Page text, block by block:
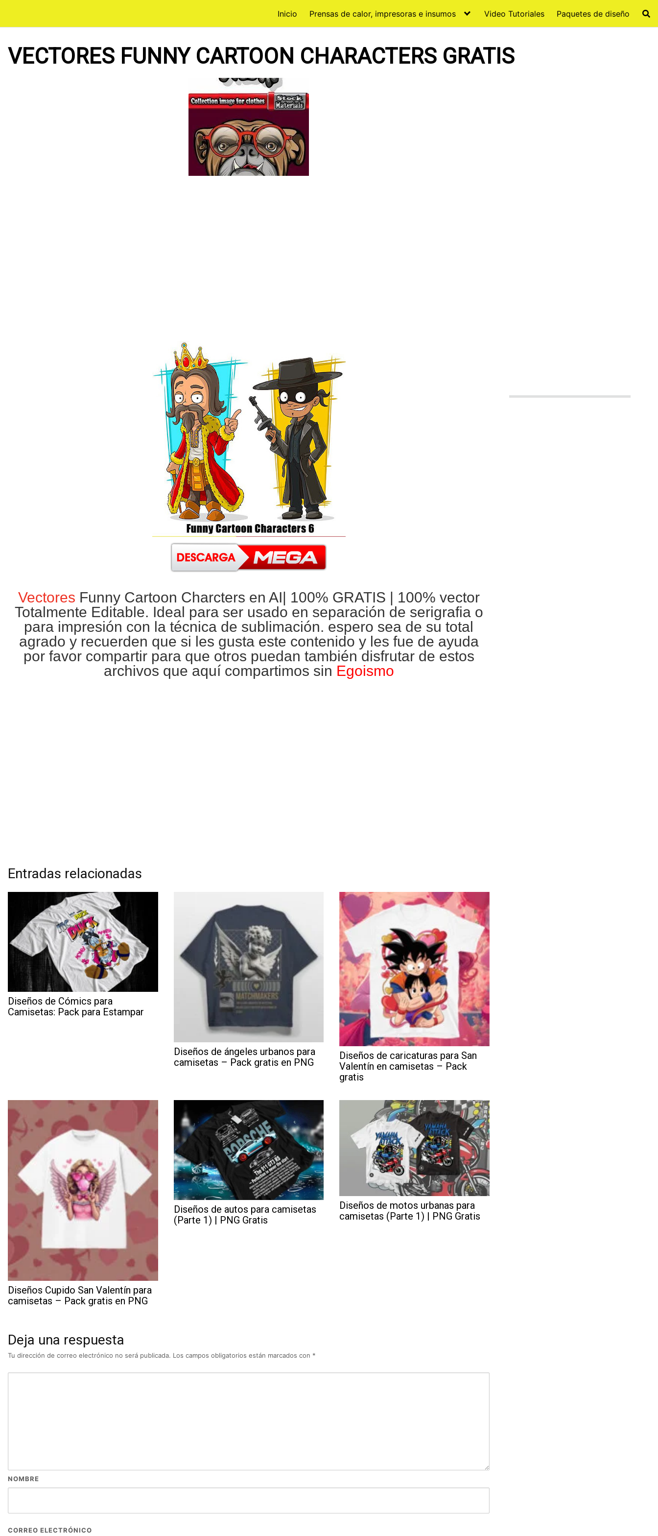
contenido
Inicio Prensas de calor, impresoras e insumos Video Tutoriales Paquetes de diseño
VECTORES FUNNY CARTOON CHARACTERS GRATIS
Vectores Funny Cartoon Charcters en AI| 100% GRATIS | 100% vector
Totalmente Editable. Ideal para ser usado en separación de serigrafiao
para impresión con la técnica de sublimación. espero sea de su total
agrado y recuerden que si les gusta este contenido y les fue de ayuda
por favor compartir para que otros puedan también disfrutar de estos
archivos que aquí compartimos sin Egoismo
Entradas relacionadas
Diseños de Cómics para
Camisetas: Pack para Estampar
Diseños de ángeles urbanos para
camisetas – Pack gratis en PNG
Diseños de caricaturas para San
Valentín en camisetas – Pack
gratis
Diseños Cupido San Valentín para
camisetas – Pack gratis en PNG
Diseños de autos para camisetas
(Parte 1) | PNG Gratis
Diseños de motos urbanas para
camisetas (Parte 1) | PNG Gratis
Deja una respuesta
Tu dirección de correo electrónico no será publicada. Los campos obligatorios están marcados con *
NOMBRE
CORREO ELECTRÓNICO